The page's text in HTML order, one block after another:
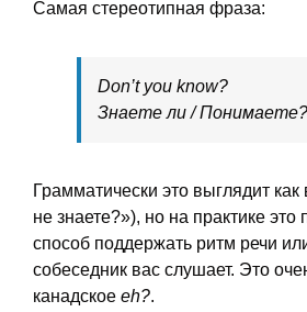
Самая стереотипная фраза:
Don’t you know?
Знаете ли / Понимаете?
Грамматически это выглядит
не знаете?»), но на практике это
способ поддержать ритм речи
собеседник вас слушает. Это
канадское eh?.